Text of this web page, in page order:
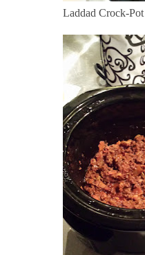
Laddad Crock-Pot